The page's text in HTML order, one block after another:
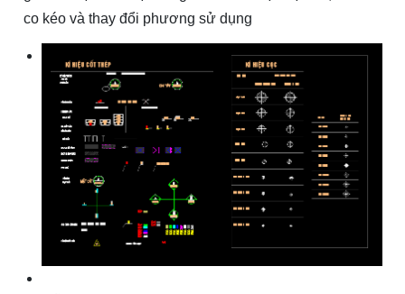
co kéo và thay đổi phương sử dụng